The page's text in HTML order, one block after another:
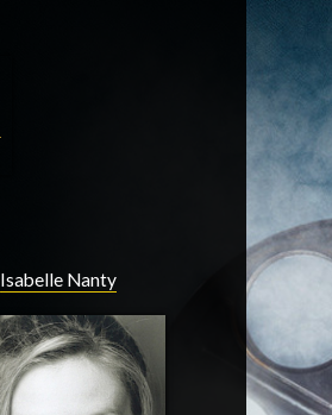
Isabelle Nanty